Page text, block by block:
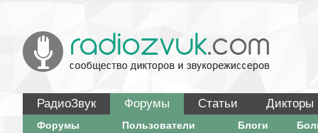
РадиоЗвук Форумы Статьи Дикторы
Форумы Пользователи Блоги